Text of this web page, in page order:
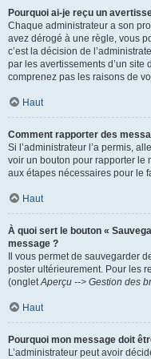
Pourquoi ai-je reçu un
Chaque administrateur a son
avez dérogé à une règle, vous
c’est la décision de
par les avertissements d’un site
comprenez pas les raisons de
Haut
Comment rapporter des
Si l’administrateur l’a permis,
voir un bouton pour rapporter le
aux étapes nécessaires pour le
Haut
À quoi sert le bouton «
message ?
Il vous permet de sauvegarder
poster ultérieurement. Pour les
(ongletAperçu --> Gestion des
Haut
Pourquoi mon message doit
L’administrateur peut avoir